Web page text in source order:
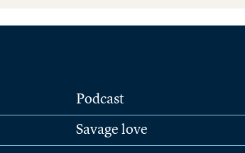
Podcast
Savage love